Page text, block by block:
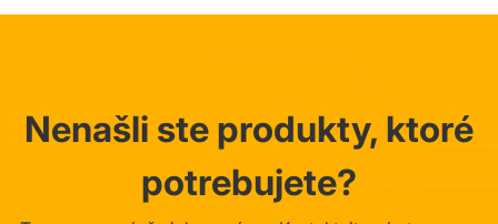
Nenašli ste produkty, ktoré
potrebujete?